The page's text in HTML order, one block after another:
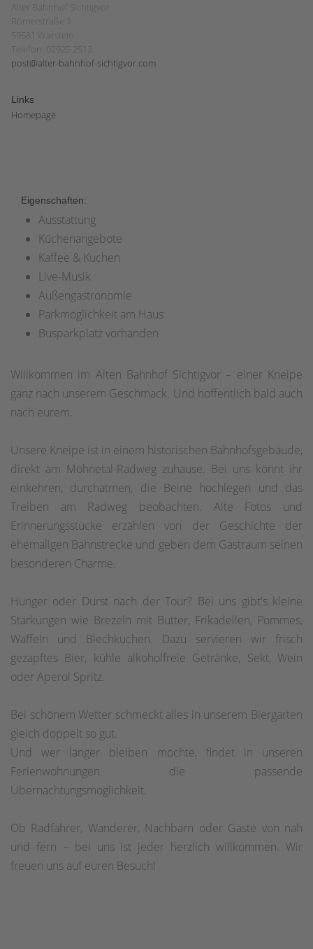
Alter Bahnhof Sichtigvor
Römerstraße 1
59581 Warstein
Telefon: 02925 2512
post@alter-bahnhof-sichtigvor.com
Links
Homepage
Eigenschaften:
Ausstattung
Küchenangebote
Kaffee & Kuchen
Live-Musik
Außengastronomie
Parkmöglichkeit am Haus
Busparkplatz vorhanden
Willkommen im Alten Bahnhof Sichtigvor – einer Kneipe
ganz nach unserem Geschmack. Und hoffentlich bald auch
nach eurem.
Unsere Kneipe ist in einem historischen Bahnhofsgebäude,
direkt am Möhnetal-Radweg zuhause. Bei uns könnt ihr
einkehren, durchatmen, die Beine hochlegen und das
Treiben am Radweg beobachten. Alte Fotos und
Erinnerungsstücke erzählen von der Geschichte der
ehemaligen Bahnstrecke und geben dem Gastraum seinen
besonderen Charme.
Hunger oder Durst nach der Tour? Bei uns gibt's kleine
Stärkungen wie Brezeln mit Butter, Frikadellen, Pommes,
Waffeln und Blechkuchen. Dazu servieren wir frisch
gezapftes Bier, kühle alkoholfreie Getränke, Sekt, Wein
oder Aperol Spritz.
Bei schönem Wetter schmeckt alles in unserem Biergarten
gleich doppelt so gut.
Und wer länger bleiben möchte, findet in unseren
Ferienwohnungen die passende
Übernachtungsmöglichkeit.
Ob Radfahrer, Wanderer, Nachbarn oder Gäste von nah
und fern – bei uns ist jeder herzlich willkommen. Wir
freuen uns auf euren Besuch!